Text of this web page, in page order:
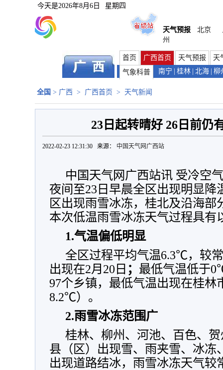
今天是2026年8月6日 星期四
天气预报 北京
州
首页 广西首页 天气预报
天
气象科普
南宁 桂林 北海 柳
全国 > 广西 > 广西首页 > 天气新闻
23日起转晴好 26日前仍
2022-02-23 12:31:30 来源： 中国天气网广西站
中国天气网广西站讯 受冷空
夜间至23日早晨全区出现明显降
区出现雨雪冰冻，桂北及沿海部
本次低温雨雪冰冻天气过程具有
1.气温偏低明显
全区过程平均气温6.3℃，较
出现在2月20日 ； 最低气温低于
97个乡镇，最低气温出现在桂林
8.2℃）。
2.雨雪冰冻范围广
桂林、柳州、河池、百色、
县（区）出现雪、雨夹雪、冰冻
出现道路结冰，雨雪冰冻天气较